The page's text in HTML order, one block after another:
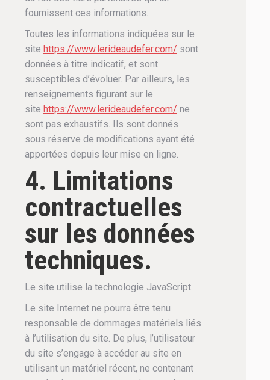
fournissent ces informations.
Toutes les informations indiquées sur le
site https://www.lerideaudefer.com/ sont
données à titre indicatif, et sont
susceptibles d’évoluer. Par ailleurs, les
renseignements figurant sur le
site https://www.lerideaudefer.com/ ne
sont pas exhaustifs. Ils sont donnés
sous réserve de modifications ayant été
apportées depuis leur mise en ligne.
4. Limitations
contractuelles
sur les données
techniques.
Le site utilise la technologie JavaScript.
Le site Internet ne pourra être tenu
responsable de dommages matériels liés
à l’utilisation du site. De plus, l’utilisateur
du site s’engage à accéder au site en
utilisant un matériel récent, ne contenant